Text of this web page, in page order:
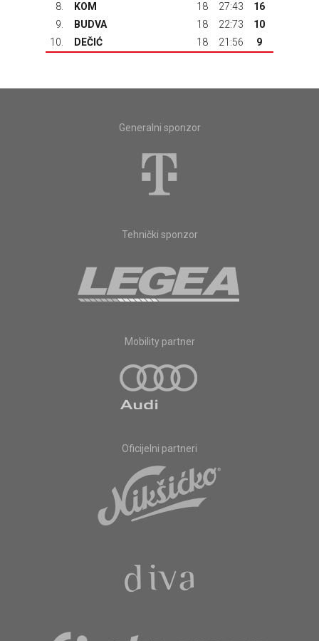
8.
KOM 18 27:43
16
9.
BUDVA 18 22:73
10
10.
DEČIĆ 18 21:56 9
Generalni sponzor
Tehnički sponzor
Mobility partner
Oficijelni partneri